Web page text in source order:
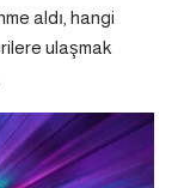
aldı, hangi
ulaşmak